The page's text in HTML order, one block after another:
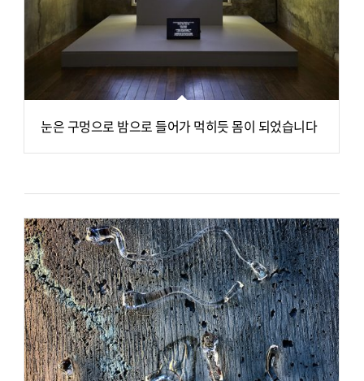
눈은 구멍으로 밤으로 들어가 먹히듯 몸이 되었습니다